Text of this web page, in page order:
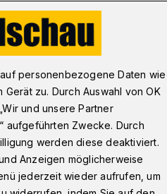
personenbezogene Daten wie
zu. Durch Auswahl von OK
und unsere Partner
aufgeführten Zwecke. Durch
werden diese deaktiviert.
Anzeigen möglicherweise
jederzeit wieder aufrufen, um